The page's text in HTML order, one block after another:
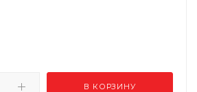
В КОРЗИНУ